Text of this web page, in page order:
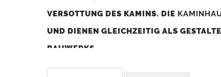
VERSOTTUNG DES KAMINS. DIE
UND DIENEN GLEICHZEITIG ALS
BAUWERKS.